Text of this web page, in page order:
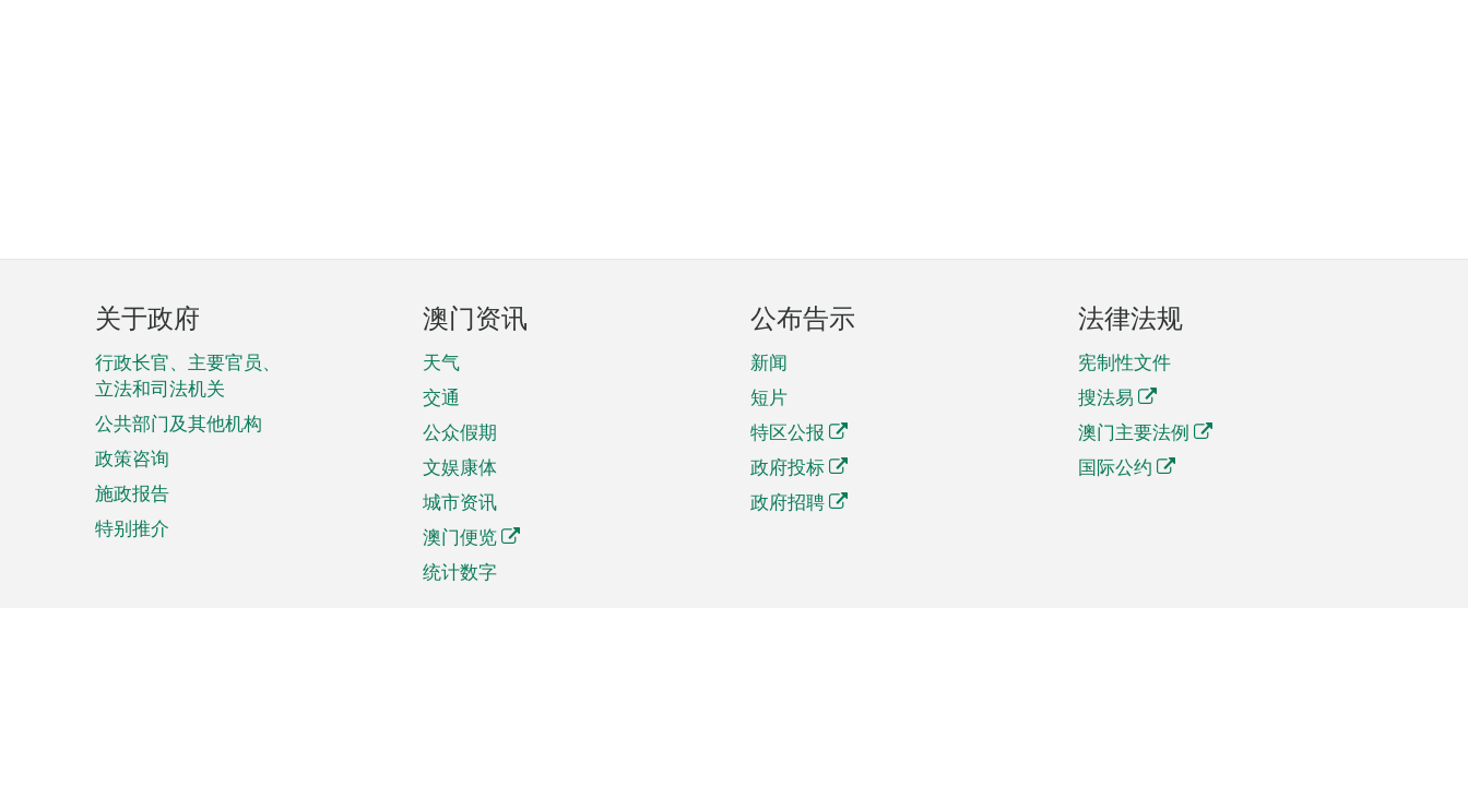
页
脚
菜
单
关于政府
行政长官、主要官员、
立法和司法机关
公共部门及其他机构
政策咨询
施政报告
特别推介
澳门资讯
天气
交通
公众假期
文娱康体
城市资讯
澳门便览
统计数字
公布告示
新闻
短片
特区公报
政府投标
政府招聘
法律法规
宪制性文件
搜法易
澳门主要法例
国际公约